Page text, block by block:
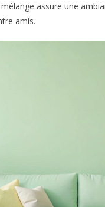
assure une
amis.